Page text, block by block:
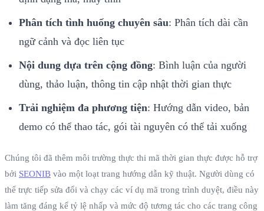
Phân tích tình huống chuyên sâu: Phân tích dài cần
ngữ cảnh và đọc liên tục
Nội dung dựa trên cộng đồng: Bình luận của người
dùng, thảo luận, thông tin cập nhật thời gian thực
Trải nghiệm đa phương tiện: Hướng dẫn video, bản
demo có thể thao tác, gói tài nguyên có thể tải xuống
Chúng tôi đã thêm môi trường thực thi mã thời gian thực được hỗ trợ
bởi SEONIB vào một loạt trang hướng dẫn kỹ thuật. Người dùng có
thể trực tiếp sửa đổi và chạy các ví dụ mã trong trình duyệt, điều này
làm tăng đáng kể tỷ lệ nhấp và mức độ tương tác cho các trang công